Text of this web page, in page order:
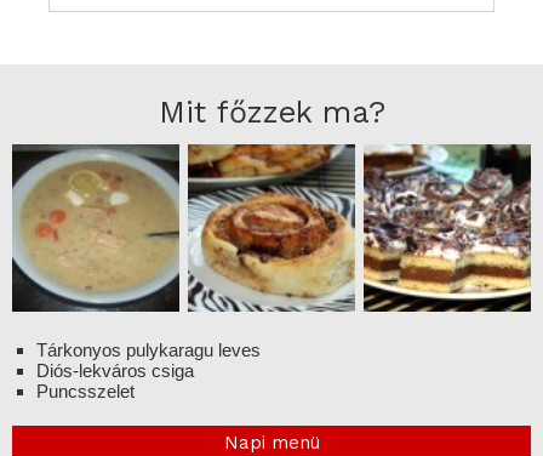
Mit főzzek ma?
Tárkonyos pulykaragu leves
Diós-lekváros csiga
Puncsszelet
Napi menü